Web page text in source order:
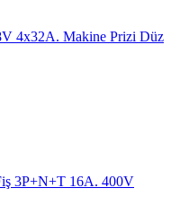
4x32A. Makine Prizi Düz
3P+N+T 16A. 400V